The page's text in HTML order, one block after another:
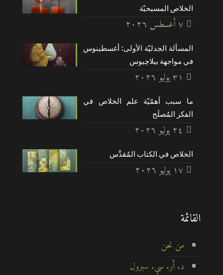
الخلاص المسيحيّة
۷ أغسطس ۲۰۲٦
المسألة الجدليّة الأولى: أغسطينوس
في مواجهة بيلاچيوس
۳۱ يوليو ۲۰۲٦
ما سبب أهمّيّة علم الخلاص في
الفكر المُصلَح
۲٤ يوليو ۲۰۲٦
الخلاص في الكتاب المُقدَّس
۱۷ يوليو ۲۰۲٦
القائمة
من نحن
د. أر. سي. سبرول